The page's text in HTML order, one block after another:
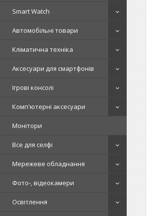
Smart Watch
Автомобільні товари
Кліматична техніка
Аксесуари для смартфонів
Ігрові консолі
Комп'ютерні аксесуари
Монітори
Все для селфі
Мережеве обладнання
Фото-, відеокамери
Освітлення